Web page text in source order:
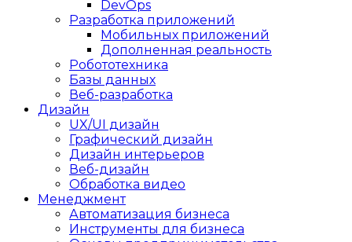
DevOps
Разработка приложений
Мобильных приложений
Дополненная реальность
Робототехника
Базы данных
Веб-разработка
Дизайн
UX/UI дизайн
Графический дизайн
Дизайн интерьеров
Веб-дизайн
Обработка видео
Менеджмент
Автоматизация бизнеса
Инструменты для бизнеса